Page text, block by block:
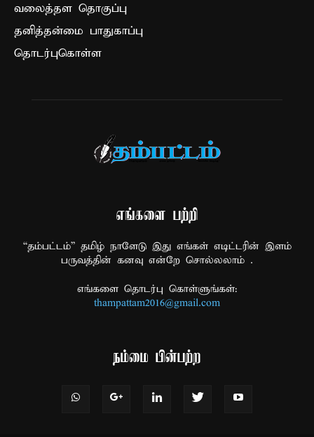
வலைத்தள தொகுப்பு
தனித்தன்மை பாதுகாப்பு
தொடர்புகொள்ள
எங்களை பற்றி
“தம்பட்டம்” தமிழ் நாளேடு இது எங்கள் எடிட்டரின் இளம்
பருவத்தின் கனவு என்றே சொல்லலாம் .
எங்களை தொடர்பு கொள்ளுங்கள்:
thampattam2016@gmail.com
நம்மை பின்பற்ற